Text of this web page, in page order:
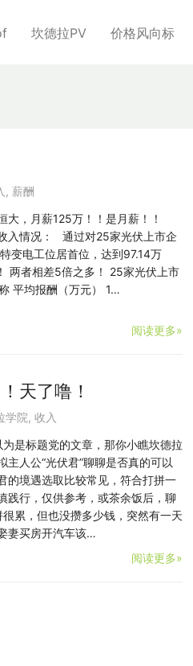
坎德拉PV 价格风向标
, 薪酬
大，月薪125万！！是月薪！！
入情况： 通过对25家光伏上市企
变电工位居首位，达到97.14万
两者相差5倍之多！ 25家光伏上市
平均报酬（万元） 1…
阅读更多»
天了噜！
学院, 收入
是标题党的文章，那你小瞧坎德拉
人公“光伏君”聊聊是否真的可以
的境遇选取比较常见，符合打拼一
践行，仅供参考，或茶余饭后，聊
累，但也没攒多少钱，突然有一天
妻买房开汽车该…
阅读更多»